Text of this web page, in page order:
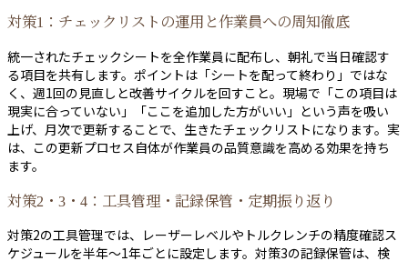
対策1：チェックリストの運用と作業員への周知徹底
統一されたチェックシートを全作業員に配布し、朝礼で当日確認す
る項目を共有します。ポイントは「シートを配って終わり」ではな
く、週1回の見直しと改善サイクルを回すこと。現場で「この項目は
現実に合っていない」「ここを追加した方がいい」という声を吸い
上げ、月次で更新することで、生きたチェックリストになります。実
は、この更新プロセス自体が作業員の品質意識を高める効果を持ち
ます。
対策2・3・4：工具管理・記録保管・定期振り返り
対策2の工具管理では、レーザーレベルやトルクレンチの精度確認ス
ケジュールを半年〜1年ごとに設定します。対策3の記録保管は、検